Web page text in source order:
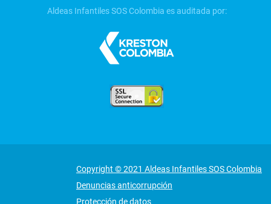
Aldeas Infantiles SOS Colombia es auditada por:
Copyright © 2021 Aldeas Infantiles SOS Colombia
Denuncias anticorrupción
Protección de datos